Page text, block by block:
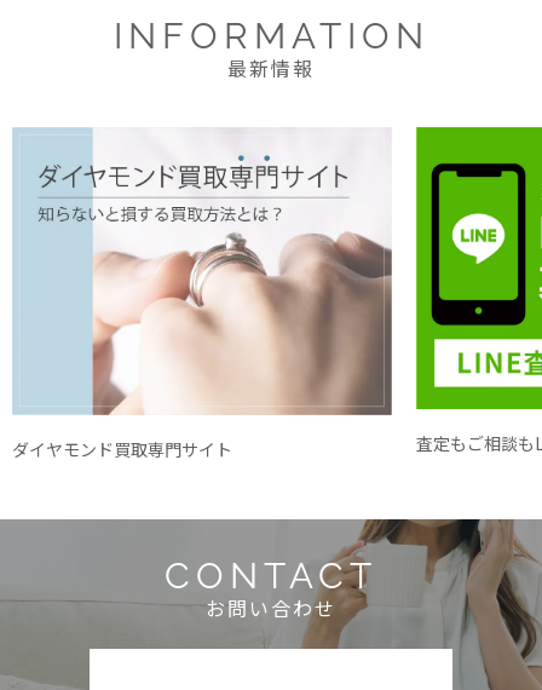
INFORMATION
最新情報
ダイヤモンド買取専門サイト 査定もご相談も
CONTACT
お問い合わせ